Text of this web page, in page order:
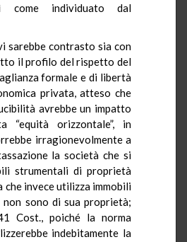
come individuato dal
sarebbe contrasto sia con
il profilo del rispetto del
formale e di libertà
privata, atteso che
avrebbe un impatto
“equità orizzontale”, in
irragionevolmente a
la società che si
strumentali di proprietà
che invece utilizza immobili
non sono di sua proprietà;
Cost., poiché la norma
indebitamente la